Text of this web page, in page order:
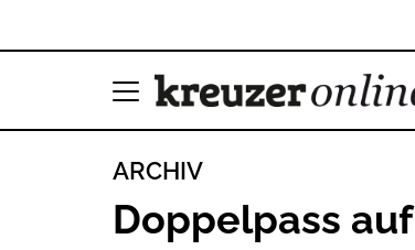
ARCHIV
Doppelpass